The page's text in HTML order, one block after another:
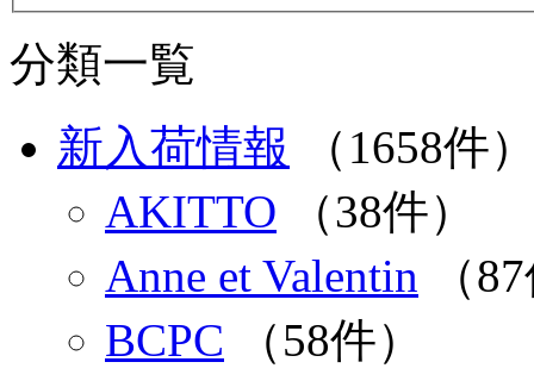
分類一覧
新入荷情報 （1658件
AKITTO （38件）
Anne et Valentin （
BCPC （58件）